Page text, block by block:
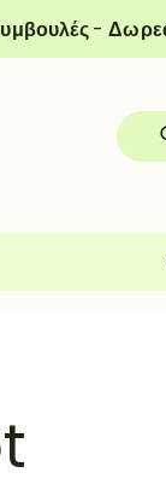
-